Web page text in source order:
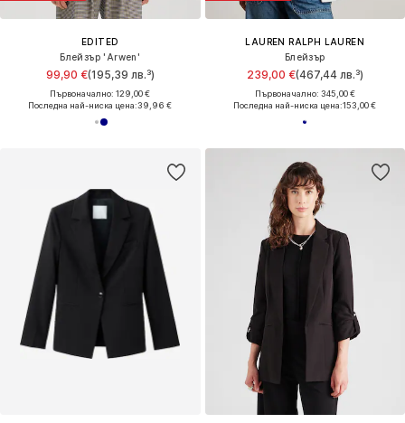
EDITED
Блейзър 'Arwen'
99,90 €(195,39 лв.³)
Първоначално: 129,00 €
Последна най-ниска цена:39,96 €
LAUREN RALPH LAUREN
Блейзър
239,00 €(467,44 лв.³)
Първоначално: 345,00 €
Последна най-ниска цена:153,00 €